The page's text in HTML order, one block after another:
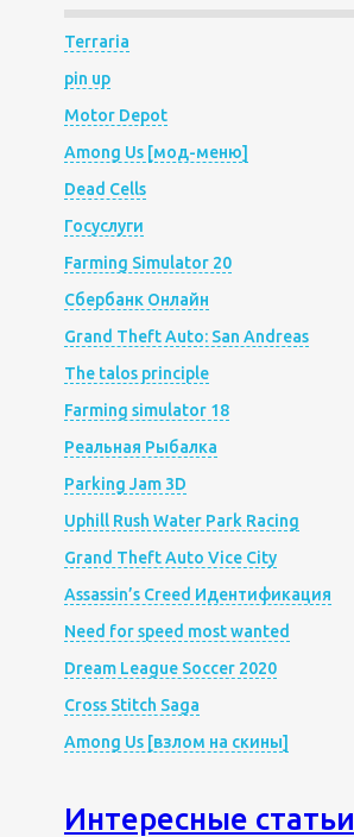
Terraria
pin up
Motor Depot
Among Us [мод-меню]
Dead Cells
Госуслуги
Farming Simulator 20
Сбербанк Онлайн
Grand Theft Auto: San Andreas
The talos principle
Farming simulator 18
Реальная Рыбалка
Parking Jam 3D
Uphill Rush Water Park Racing
Grand Theft Auto Vice City
Assassin’s Creed Идентификация
Need for speed most wanted
Dream League Soccer 2020
Cross Stitch Saga
Among Us [взлом на скины]
Интересные статьи